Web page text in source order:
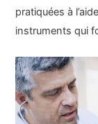
pratiquées à
instruments qui